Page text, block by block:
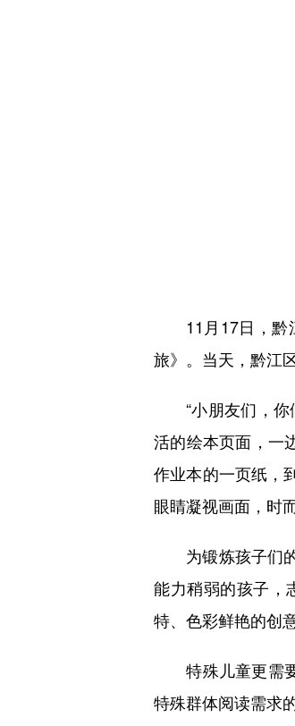
11月17日，黔
旅》。当天，黔江
“小朋友们，你
活的绘本页面，一
作业本的一页纸，
眼睛凝视画面，时
为锻炼孩子们的
能力稍弱的孩子，
特、色彩鲜艳的创
特殊儿童更需要
特殊群体阅读需求